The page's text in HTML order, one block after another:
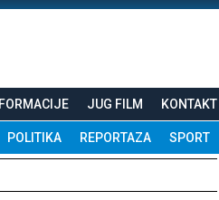
JUG FILM KONTAKT
POLITIKA REPORTAZA SPORT